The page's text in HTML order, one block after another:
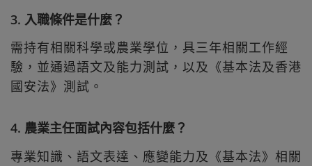
3. 入職條件是什麼？
需持有相關科學或農業學位，具三年相關工作經
驗，並通過語文及能力測試，以及《基本法及香港
國安法》測試。
4. 農業主任面試內容包括什麼？
專業知識、語文表達、應變能力及《基本法》相關